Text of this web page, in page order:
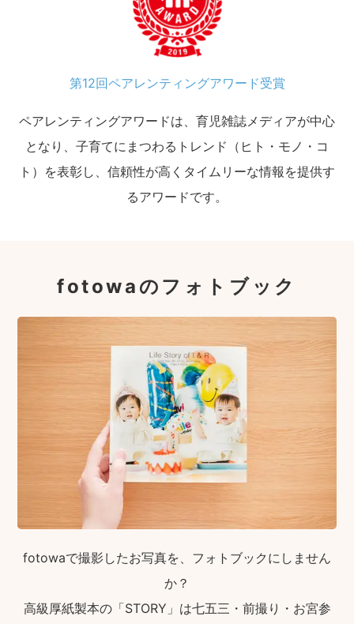
第12回ペアレンティングアワード受賞
ペアレンティングアワードは、育児雑誌メディアが中心
となり、子育てにまつわるトレンド（ヒト・モノ・コ
ト）を表彰し、信頼性が高くタイムリーな情報を提供す
るアワードです。
fotowaのフォトブック
fotowaで撮影したお写真を、フォトブックにしません
か？
高級厚紙製本の「STORY」は七五三・前撮り・お宮参